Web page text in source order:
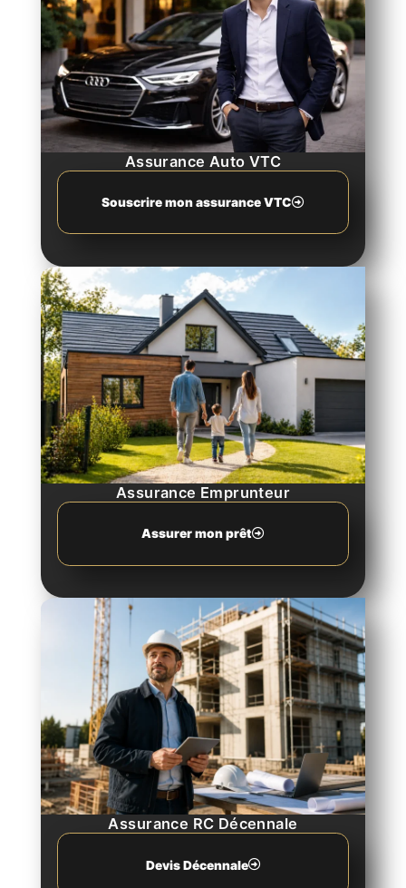
Assurance Auto VTC
Souscrire mon assurance VTC
Assurance Emprunteur
Assurer mon prêt
Assurance RC Décennale
Devis Décennale